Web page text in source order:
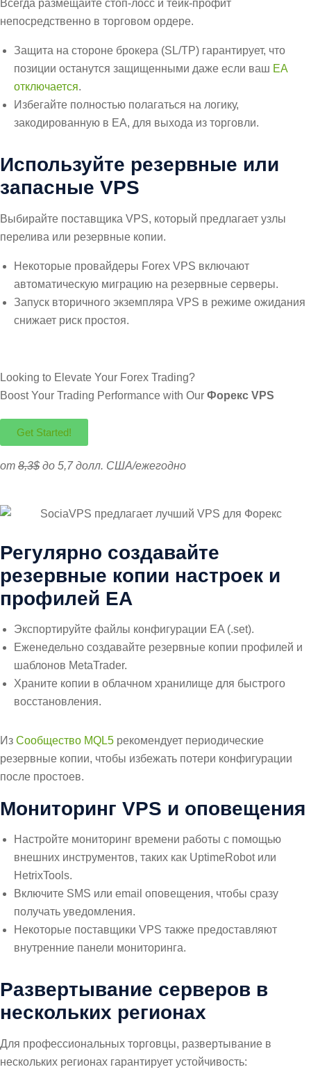
Всегда размещайте стоп-лосс и тейк-профит
непосредственно в торговом ордере.
Защита на стороне брокера (SL/TP) гарантирует, что
позиции останутся защищенными даже если ваш EA
отключается.
Избегайте полностью полагаться на логику,
закодированную в EA, для выхода из торговли.
Используйте резервные или
запасные VPS
Выбирайте поставщика VPS, который предлагает узлы
перелива или резервные копии.
Некоторые провайдеры Forex VPS включают
автоматическую миграцию на резервные серверы.
Запуск вторичного экземпляра VPS в режиме ожидания
снижает риск простоя.
Looking to Elevate Your Forex Trading?
Boost Your Trading Performance with Our Форекс VPS
Get Started!
от 8,3$ до 5,7 долл. США/ежегодно
Регулярно создавайте
резервные копии настроек и
профилей EA
Экспортируйте файлы конфигурации EA (.set).
Еженедельно создавайте резервные копии профилей и
шаблонов MetaTrader.
Храните копии в облачном хранилище для быстрого
восстановления.
Из Сообщество MQL5 рекомендует периодические
резервные копии, чтобы избежать потери конфигурации
после простоев.
Мониторинг VPS и оповещения
Настройте мониторинг времени работы с помощью
внешних инструментов, таких как UptimeRobot или
HetrixTools.
Включите SMS или email оповещения, чтобы сразу
получать уведомления.
Некоторые поставщики VPS также предоставляют
внутренние панели мониторинга.
Развертывание серверов в
нескольких регионах
Для профессиональных торговцы, развертывание в
нескольких регионах гарантирует устойчивость: